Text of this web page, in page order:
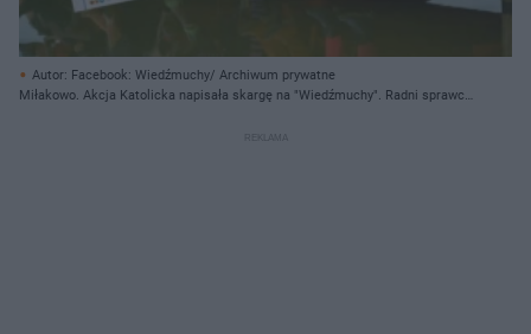
Autor: Facebook: Wiedźmuchy/ Archiwum prywatne
Miłakowo. Akcja Katolicka napisała skargę na "Wiedźmuchy". Radni sprawcą,